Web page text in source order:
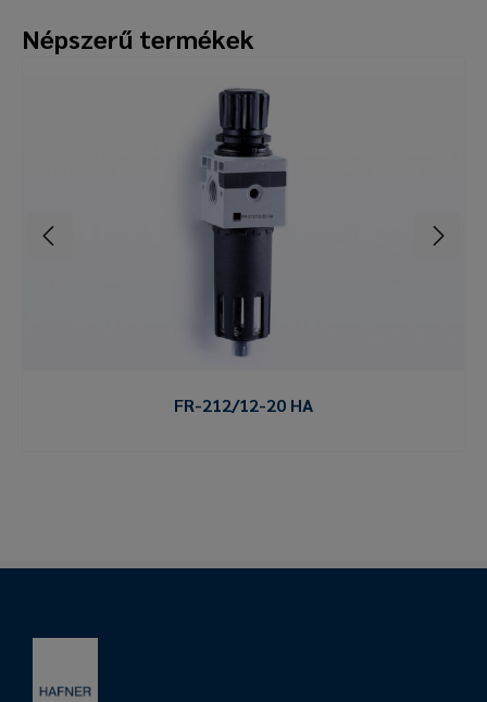
Népszerű termékek
FR-212/12-20 HA